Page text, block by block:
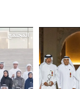
المجتمع